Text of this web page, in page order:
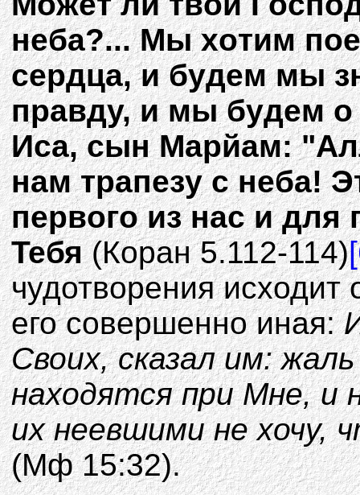
нeбa?... Mы xoтим
cepдцa, и бyдeм мы
пpaвдy, и мы бyдeм o
Иca, cын Mapйaм:
нaм тpaпeзy c нeбa!
пepвoгo из нac и для
Teбя(Коран 5.112-114)
чудотворения
его совершенно иная:
Своих, сказал им:
находятся при Мне, и
их неевшими не хочу,
(Мф 15:32).